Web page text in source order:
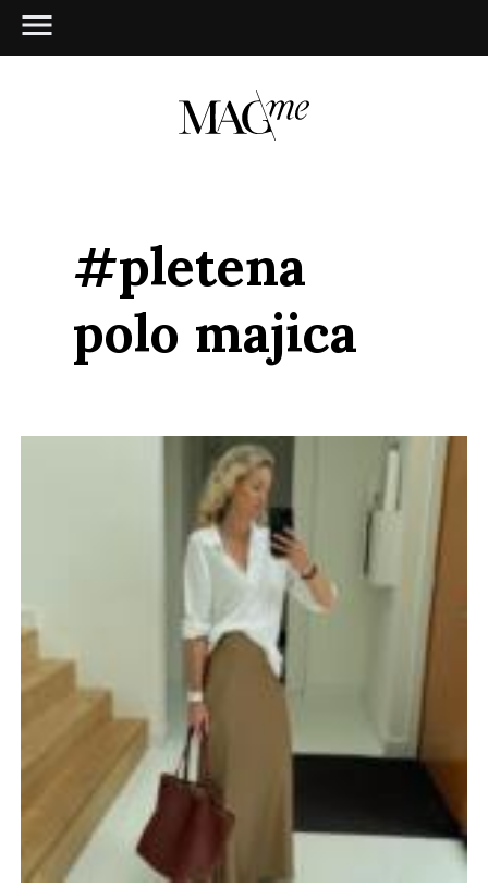
#pletena
polo majica